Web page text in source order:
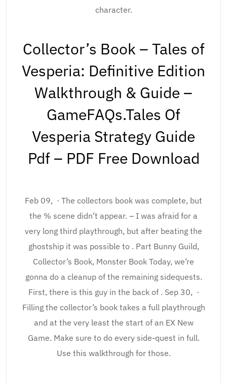
character.
Collector’s Book – Tales of
Vesperia: Definitive Edition
Walkthrough & Guide –
GameFAQs.Tales Of
Vesperia Strategy Guide
Pdf – PDF Free Download
Feb 09, · The collectors book was complete, but
the % scene didn’t appear. – I was afraid for a
very long third playthrough, but after beating the
ghostship it was possible to . Part Bunny Guild,
Collector’s Book, Monster Book Today, we’re
gonna do a cleanup of the remaining sidequests.
First, there is this guy in the back of . Sep 30, ·
Filling the collector’s book takes a full playthrough
and at the very least the start of an EX New
Game. Make sure to do every side-quest in full.
Use this walkthrough for those.